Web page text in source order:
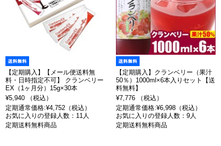
【定期購入】【メール便送料無
料・日時指定不可】 クランベリー
EX（1ヶ月分）15g×30本
¥5,940 （税込）
定期通常価格:¥4,752（税込）
お気に入りの登録人数：11人
定期送料無料商品
【定期購入】クランベリー（果汁
50％）1000ml×6本入りセット【送
料無料】
¥7,776 （税込）
定期通常価格:¥6,998（税込）
お気に入りの登録人数：9人
定期送料無料商品